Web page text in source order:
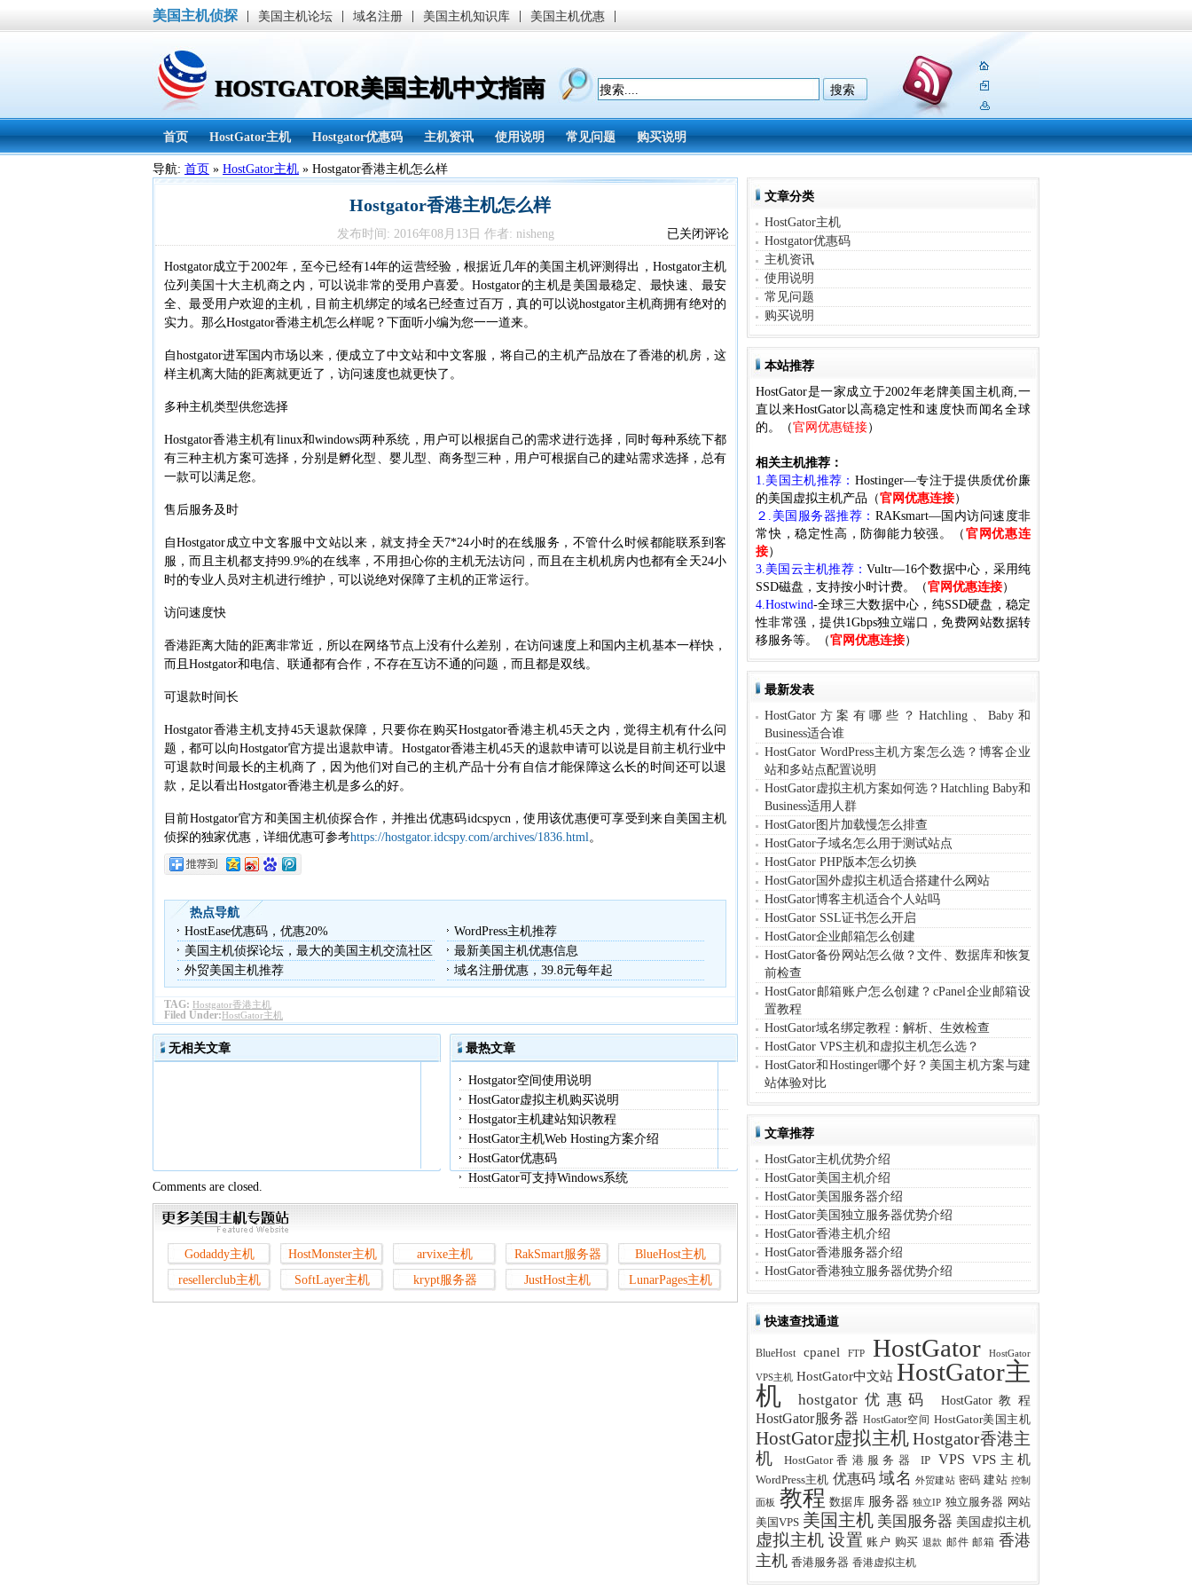
美国主机侦探 美国主机论坛 域名注册 美国主机知识库 美国主机优惠
HOSTGATOR美国主机中文指南
首页 HostGator主机 Hostgator优惠码 主机资讯 使用说明 常见问题 购买说明
导航: 首页 » HostGator主机 » Hostgator香港主机怎么样
Hostgator香港主机怎么样
发布时间: 2016年08月13日 作者: nisheng
Hostgator
香
港
主
机
怎
已关闭评论
Hostgator成立于2002年，至今已经有14年的运营经验，根据近几年的美国主机评测得出，Hostgator主机
位列美国十大主机商之内，可以说非常的受用户喜爱。Hostgator的主机是美国最稳定、最快速、最安
全、最受用户欢迎的主机，目前主机绑定的域名已经查过百万，真的可以说hostgator主机商拥有绝对的
实力。那么Hostgator香港主机怎么样呢？下面听小编为您一一道来。
自hostgator进军国内市场以来，便成立了中文站和中文客服，将自己的主机产品放在了香港的机房，这
样主机离大陆的距离就更近了，访问速度也就更快了。
多种主机类型供您选择
Hostgator香港主机有linux和windows两种系统，用户可以根据自己的需求进行选择，同时每种系统下都
有三种主机方案可选择，分别是孵化型、婴儿型、商务型三种，用户可根据自己的建站需求选择，总有
一款可以满足您。
售后服务及时
自Hostgator成立中文客服中文站以来，就支持全天7*24小时的在线服务，不管什么时候都能联系到客
服，而且主机都支持99.9%的在线率，不用担心你的主机无法访问，而且在主机机房内也都有全天24小
时的专业人员对主机进行维护，可以说绝对保障了主机的正常运行。
访问速度快
香港距离大陆的距离非常近，所以在网络节点上没有什么差别，在访问速度上和国内主机基本一样快，
而且Hostgator和电信、联通都有合作，不存在互访不通的问题，而且都是双线。
可退款时间长
Hostgator香港主机支持45天退款保障，只要你在购买Hostgator香港主机45天之内，觉得主机有什么问
题，都可以向Hostgator官方提出退款申请。Hostgator香港主机45天的退款申请可以说是目前主机行业中
可退款时间最长的主机商了，因为他们对自己的主机产品十分有自信才能保障这么长的时间还可以退
款，足以看出Hostgator香港主机是多么的好。
目前Hostgator官方和美国主机侦探合作，并推出优惠码idcspycn，使用该优惠便可享受到来自美国主机
侦探的独家优惠，详细优惠可参考https://hostgator.idcspy.com/archives/1836.html。
热点导航
HostEase优惠码，优惠20%
WordPress主机推荐
美国主机侦探论坛，最大的美国主机交流社区
最新美国主机优惠信息
外贸美国主机推荐
域名注册优惠，39.8元每年起
TAG: Hostgator香港主机
Filed Under:HostGator主机
无相关文章 最热文章
Hostgator空间使用说明
HostGator虚拟主机购买说明
Hostgator主机建站知识教程
HostGator主机Web Hosting方案介绍
HostGator优惠码
HostGator可支持Windows系统
Comments are closed.
Godaddy主机 HostMonster主机 arvixe主机 RakSmart服务器
BlueHost主机
resellerclub主机
SoftLayer主机 krypt服务器 JustHost主机 LunarPages主机
文章分类
HostGator主机
Hostgator优惠码
主机资讯
使用说明
常见问题
购买说明
本站推荐
HostGator是一家成立于2002年老牌美国主机商,一
直以来HostGator以高稳定性和速度快而闻名全球
的。（官网优惠链接）
相关主机推荐：
1.美国主机推荐： Hostinger—专注于提供质优价廉
的美国虚拟主机产品（官网优惠连接）
２.美国服务器推荐： RAKsmart—国内访问速度非
常快，稳定性高，防御能力较强。（ 官网优惠连
接）
3.美国云主机推荐： Vultr—16个数据中心，采用纯
SSD磁盘，支持按小时计费。（官网优惠连接）
4.Hostwind-全球三大数据中心，纯SSD硬盘，稳定
性非常强，提供1Gbps独立端口，免费网站数据转
移服务等。（官网优惠连接）
最新发表
HostGator方案有哪些？Hatchling、Baby和
Business适合谁
HostGator WordPress主机方案怎么选？博客企业
站和多站点配置说明
HostGator虚拟主机方案如何选？Hatchling Baby和
Business适用人群
HostGator图片加载慢怎么排查
HostGator子域名怎么用于测试站点
HostGator PHP版本怎么切换
HostGator国外虚拟主机适合搭建什么网站
HostGator博客主机适合个人站吗
HostGator SSL证书怎么开启
HostGator企业邮箱怎么创建
HostGator备份网站怎么做？文件、数据库和恢复
前检查
HostGator邮箱账户怎么创建？cPanel企业邮箱设
置教程
HostGator域名绑定教程：解析、生效检查
HostGator VPS主机和虚拟主机怎么选？
HostGator和Hostinger哪个好？美国主机方案与建
站体验对比
文章推荐
HostGator主机优势介绍
HostGator美国主机介绍
HostGator美国服务器介绍
HostGator美国独立服务器优势介绍
HostGator香港主机介绍
HostGator香港服务器介绍
HostGator香港独立服务器优势介绍
快速查找通道
BlueHost cpanel FTP HostGator HostGator
VPS主机 HostGator中文站 HostGator主
机
hostgator优惠码 HostGator教程
HostGator服务器 HostGator空间 HostGator美国主机
HostGator虚拟主机 Hostgator香港主
机
HostGator香港服务器 IP VPS VPS主机
WordPress主机 优惠码 域名 外贸建站 密码 建站 控制
面板 教程 数据库 服务器 独立IP 独立服务器 网站
美国VPS 美国主机 美国服务器 美国虚拟主机
虚拟主机 设置 账户 购买 退款 邮件 邮箱 香港
主机 香港服务器 香港虚拟主机